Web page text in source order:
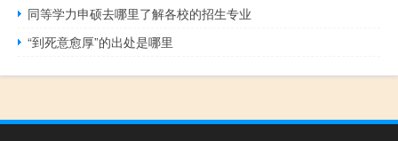
同等学力申硕去哪里了解各校的招生专业
“到死意愈厚”的出处是哪里